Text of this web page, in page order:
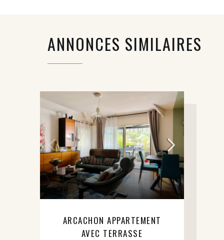
ANNONCES SIMILAIRES
ARCACHON APPARTEMENT
AVEC TERRASSE